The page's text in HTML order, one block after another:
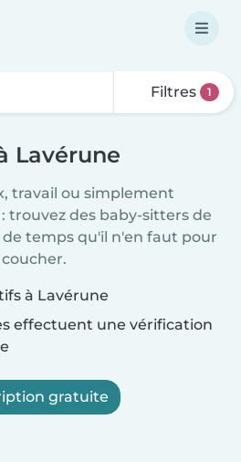
Filtres 1
Lavérune
travail ou simplement
trouvez des baby-sitters de
temps qu'il n'en faut pour
à Lavérune
effectuent une vérification
gratuite